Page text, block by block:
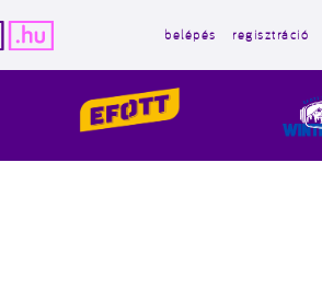
belépés regisztráció